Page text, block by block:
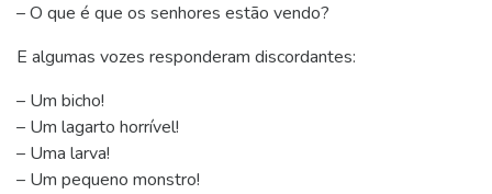
– O que é que os senhores estão vendo?
E algumas vozes responderam discordantes:
– Um bicho!
– Um lagarto horrível!
– Uma larva!
– Um pequeno monstro!